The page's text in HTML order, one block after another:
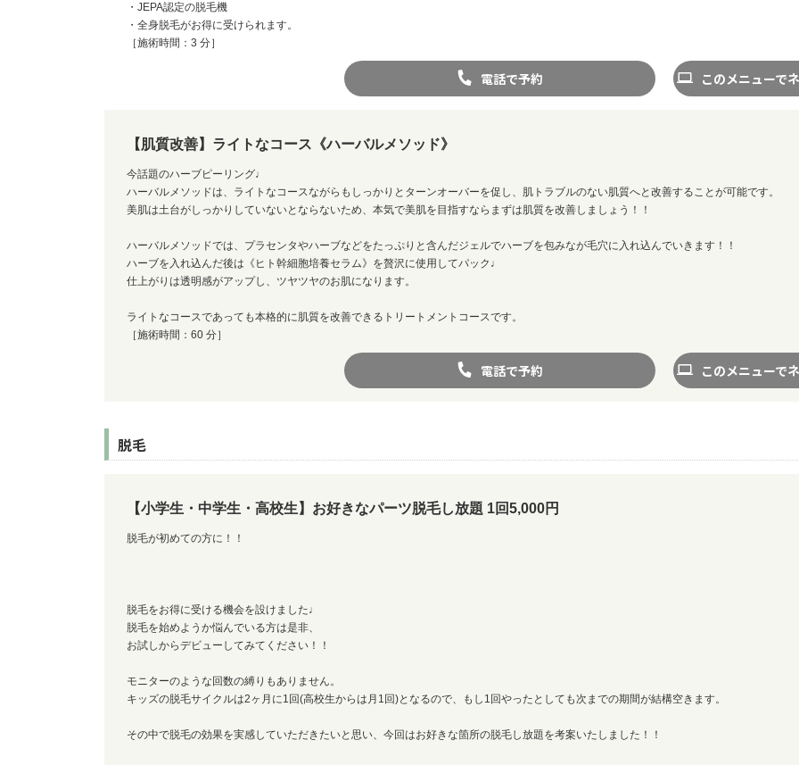
・JEPA認定の脱毛機
・全身脱毛がお得に受けられます。
［施術時間：3 分］
電話で予約 このメニューで
【肌質改善】ライトなコース《ハーバルメソッド》
今話題のハーブピーリング♩
ハーバルメソッドは、ライトなコースながらもしっかりとターンオーバーを促し、肌トラブルのない肌質へと改善することが可能です。
美肌は土台がしっかりしていないとならないため、本気で美肌を目指すならまずは肌質を改善しましょう！！
ハーバルメソッドでは、プラセンタやハーブなどをたっぷりと含んだジェルでハーブを包みなが毛穴に入れ込んでいきます！！
ハーブを入れ込んだ後は《ヒト幹細胞培養セラム》を贅沢に使用してパック♩
仕上がりは透明感がアップし、ツヤツヤのお肌になります。
ライトなコースであっても本格的に肌質を改善できるトリートメントコースです。
［施術時間：60 分］
電話で予約 このメニューで
脱毛
【小学生・中学生・高校生】お好きなパーツ脱毛し放題 1回5,000円
脱毛が初めての方に！！
脱毛をお得に受ける機会を設けました♩
脱毛を始めようか悩んでいる方は是非、
お試しからデビューしてみてください！！
モニターのような回数の縛りもありません。
キッズの脱毛サイクルは2ヶ月に1回(高校生からは月1回)となるので、もし1回やったとしても次までの期間が結構空きます。
その中で脱毛の効果を実感していただきたいと思い、今回はお好きな箇所の脱毛し放題を考案いたしました！！